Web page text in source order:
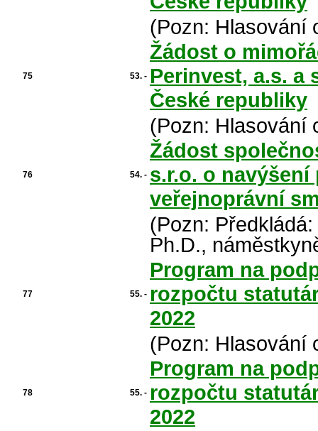
(Pozn: Hlasování
75 53. -
Žádost o
Perinvest, a.s. a
České republiky
(Pozn: Hlasování
76 54. -
Žádost
s.r.o. o
veřejnoprávní
(Pozn:
Ph.D.,
77 55. -
Program na
rozpočtu
2022
(Pozn: Hlasování
78 55. -
Program na
rozpočtu
2022